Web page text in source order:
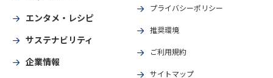
エンタメ・レシピ
サステナビリティ
企業情報
プライバシーポリシー
推奨環境
ご利用規約
サイトマップ